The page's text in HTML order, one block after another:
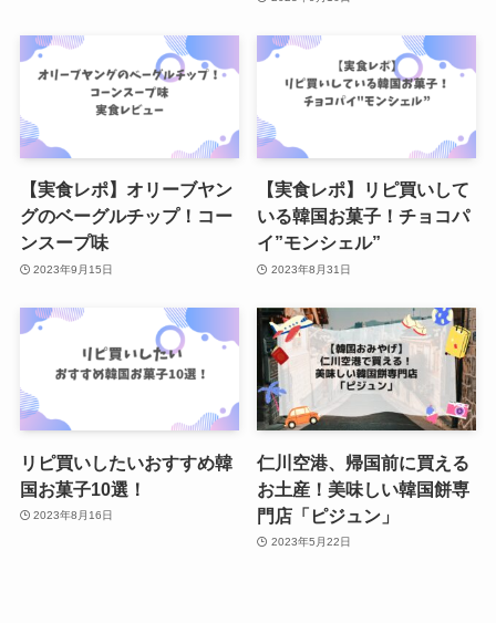
【実食レポ】オリーブヤン
グのベーグルチップ！コー
ンスープ味
2023年9月15日
【実食レポ】リピ買いして
いる韓国お菓子！チョコパ
イ”モンシェル”
2023年8月31日
リピ買いしたいおすすめ韓
国お菓子10選！
2023年8月16日
仁川空港、帰国前に買える
お土産！美味しい韓国餅専
門店「ピジュン」
2023年5月22日